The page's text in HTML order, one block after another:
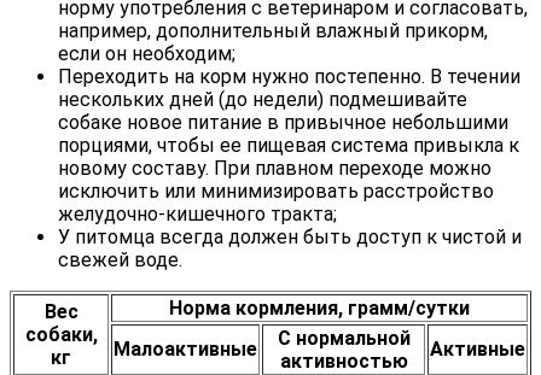
норму употребления с ветеринаром и согласовать,
например, дополнительный влажный прикорм,
если он необходим;
Переходить на корм нужно постепенно. В течении
нескольких дней (до недели) подмешивайте
собаке новое питание в привычное небольшими
порциями, чтобы ее пищевая система привыкла к
новому составу. При плавном переходе можно
исключить или минимизировать расстройство
желудочно-кишечного тракта;
У питомца всегда должен быть доступ к чистой и
свежей воде.
Вес
собаки,
кг
Норма кормления, грамм/сутки
Малоактивные
С нормальной
активностью
Активные